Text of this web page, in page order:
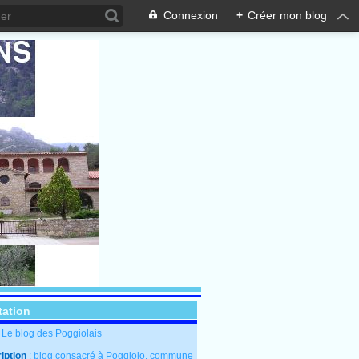
Connexion + Créer mon blog
Le blog des Poggiolais
: blog consacré à Poggiolo, commune